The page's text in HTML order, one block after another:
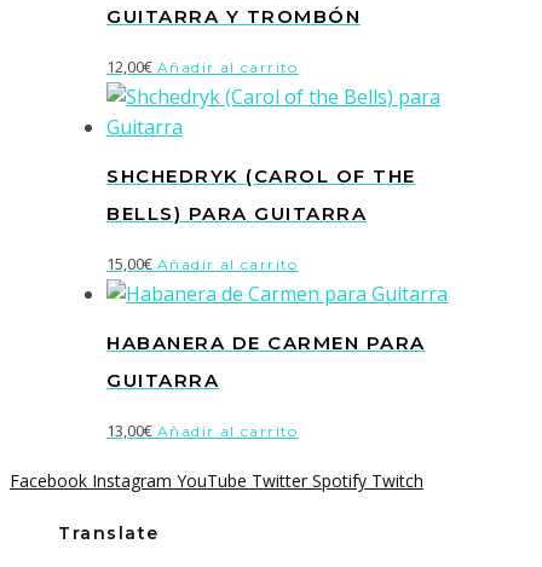
GUITARRA Y TROMBÓN
12,00€ Añadir al carrito
SHCHEDRYK (CAROL OF THE
BELLS) PARA GUITARRA
15,00€ Añadir al carrito
HABANERA DE CARMEN PARA
GUITARRA
13,00€ Añadir al carrito
Facebook Instagram YouTube Twitter Spotify Twitch
Translate